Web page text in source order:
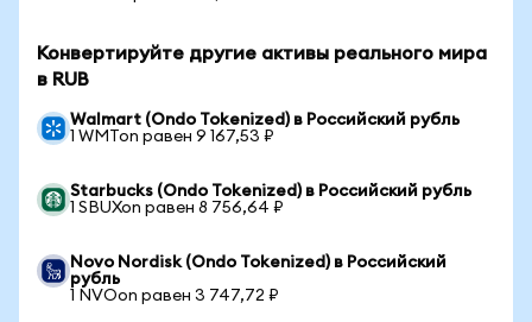
Конвертируйте другие активы реального мира
в RUB
Walmart (Ondo Tokenized) в Российский рубль
1 WMTon равен 9 167,53 ₽
Starbucks (Ondo Tokenized) в Российский рубль
1 SBUXon равен 8 756,64 ₽
Novo Nordisk (Ondo Tokenized) в Российский
рубль
1 NVOon равен 3 747,72 ₽